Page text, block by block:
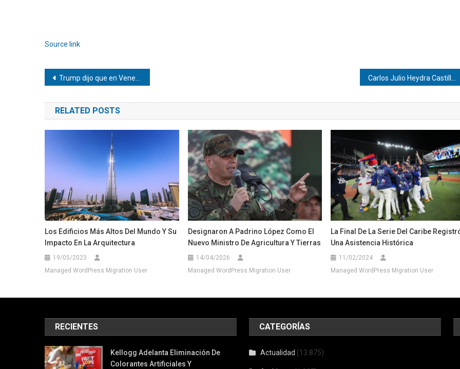
de
Source link
Navegación
de
entradas
Trump dijo que en Venezuela bailan «en las calles» por los ingresos del petróleo
RELATED POSTS
Los Edificios Más Altos Del Mundo Y Su
Impacto En La Arquitectura
19/05/2023
Managed WordPress Migration User
Designaron A Padrino López Como El
Nuevo Ministro De Agricultura Y Tierras
14/04/2026
Managed WordPress Migration User
La Final De La Serie Del Caribe
Una Asistencia Histórica
11/02/2024
Managed WordPress Migration User
RECIENTES
Kellogg Adelanta Eliminación De
Colorantes Artificiales Y
CATEGORÍAS
Actualidad (13.875)